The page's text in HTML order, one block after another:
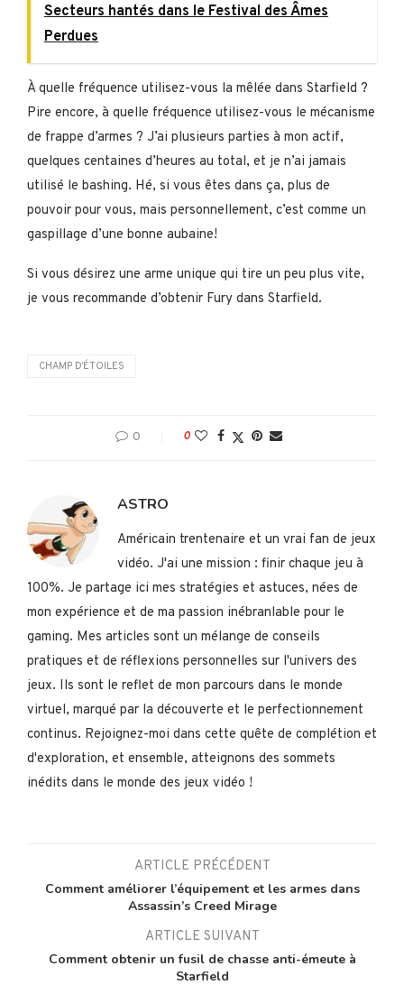
Secteurs hantés dans le Festival des Âmes
Perdues
À quelle fréquence utilisez-vous la mêlée dans Starfield ?
Pire encore, à quelle fréquence utilisez-vous le mécanisme
de frappe d’armes ? J’ai plusieurs parties à mon actif,
quelques centaines d’heures au total, et je n’ai jamais
utilisé le bashing. Hé, si vous êtes dans ça, plus de
pouvoir pour vous, mais personnellement, c’est comme un
gaspillage d’une bonne aubaine!
Si vous désirez une arme unique qui tire un peu plus vite,
je vous recommande d’obtenir Fury dans Starfield.
CHAMP D’ÉTOILES
0 0
ASTRO
Américain trentenaire et un vrai fan de jeux
vidéo. J'ai une mission : finir chaque jeu à
100%. Je partage ici mes stratégies et astuces, nées de
mon expérience et de ma passion inébranlable pour le
gaming. Mes articles sont un mélange de conseils
pratiques et de réflexions personnelles sur l'univers des
jeux. Ils sont le reflet de mon parcours dans le monde
virtuel, marqué par la découverte et le perfectionnement
continus. Rejoignez-moi dans cette quête de complétion et
d'exploration, et ensemble, atteignons des sommets
inédits dans le monde des jeux vidéo !
ARTICLE PRÉCÉDENT
Comment améliorer l’équipement et les armes dans
Assassin’s Creed Mirage
ARTICLE SUIVANT
Comment obtenir un fusil de chasse anti-émeute à
Starfield